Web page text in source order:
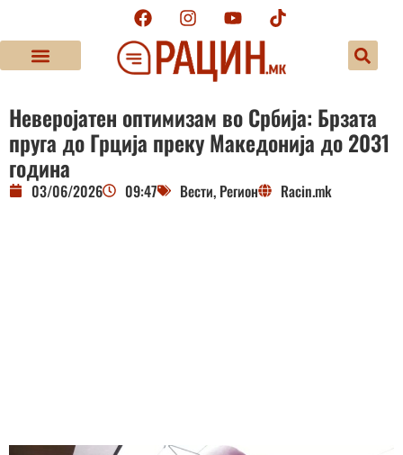
Неверојатен оптимизам во Србија: Брзата
пруга до Грција преку Македонија до 2031
година
03/06/2026 09:47 Вести, Регион Racin.mk